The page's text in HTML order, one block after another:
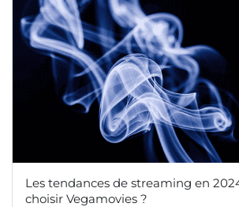
Les tendances de streaming en
choisir Vegamovies ?